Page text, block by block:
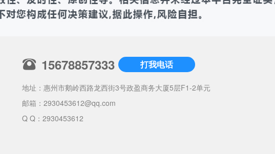
15678857333 打我电话
地址：惠州市鹅岭西路龙西街3号政盈商务大厦5层F1-2单元
邮箱： 2930453612@qq.com
Q Q：2930453612